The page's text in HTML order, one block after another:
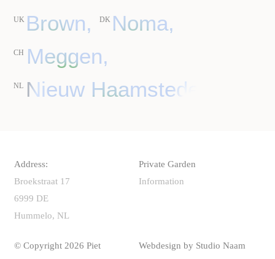
UK Brown, DK Noma,
CH Meggen,
NL Nieuw Haamstede.
Address:
Broekstraat 17
6999 DE
Hummelo, NL
Private Garden
Information
© Copyright 2026 Piet
Webdesign by Studio Naam